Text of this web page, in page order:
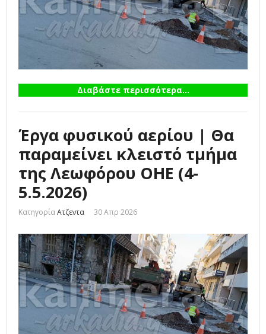
Διαβάστε περισσότερα...
Έργα φυσικού αερίου | Θα
παραμείνει κλειστό τμήμα
της Λεωφόρου ΟΗΕ (4-
5.5.2026)
ΚατηγορίαΑτζεντα 30 Απρ 2026